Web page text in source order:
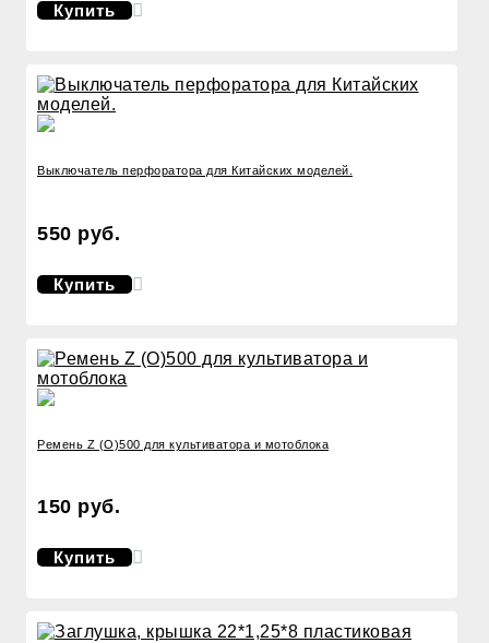
Купить
Выключатель перфоратора для Китайских моделей.
550 руб.
Купить
Ремень Z (O)500 для культиватора и мотоблока
150 руб.
Купить